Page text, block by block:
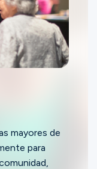
mayores de
para